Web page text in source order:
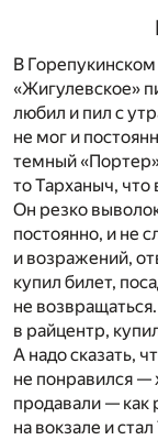
В
«Жигулевское»
любил и пил с
не мог и
темный
то Тарханыч, что
Он резко
постоянно, и не
и возражений,
купил билет,
не
в райцентр,
А надо сказать,
не понравился
продавали — как
на вокзале и